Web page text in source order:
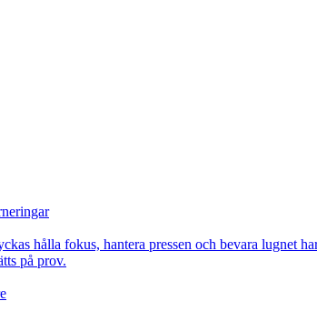
hålla fokus, hantera pressen och bevara lugnet
på prov.